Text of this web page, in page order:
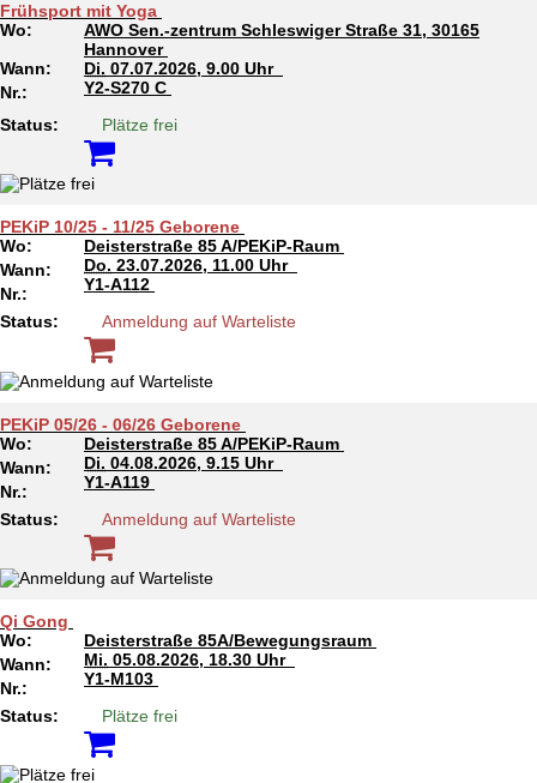
Frühsport mit Yoga
Wo:
AWO Sen.-zentrum Schleswiger Straße 31, 30165
Hannover
Wann:
Di. 07.07.2026, 9.00 Uhr
Nr.:
Y2-S270 C
Status:
Plätze frei
PEKiP 10/25 - 11/25 Geborene
Wo:
Deisterstraße 85 A/PEKiP-Raum
Wann:
Do. 23.07.2026, 11.00 Uhr
Nr.:
Y1-A112
Status:
Anmeldung auf Warteliste
PEKiP 05/26 - 06/26 Geborene
Wo:
Deisterstraße 85 A/PEKiP-Raum
Wann:
Di. 04.08.2026, 9.15 Uhr
Nr.:
Y1-A119
Status:
Anmeldung auf Warteliste
Qi Gong
Wo:
Deisterstraße 85A/Bewegungsraum
Wann:
Mi. 05.08.2026, 18.30 Uhr
Nr.:
Y1-M103
Status:
Plätze frei